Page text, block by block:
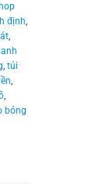
định,
,
, túi
,
,
bóng